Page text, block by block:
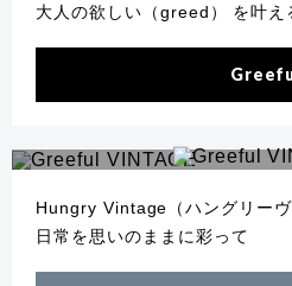
大人の欲しい（greed） を叶え
Hungry Vintage（ハングリーヴ
日常を思いのままに彩って